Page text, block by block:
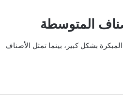
المتوسطة
بشكل كبير، بينما تمثل الأصناف